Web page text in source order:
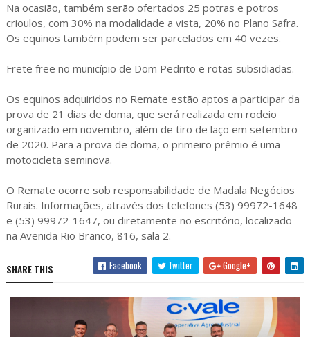
Na ocasião, também serão ofertados 25 potras e potros
crioulos, com 30% na modalidade a vista, 20% no Plano Safra.
Os equinos também podem ser parcelados em 40 vezes.
Frete free no município de Dom Pedrito e rotas subsidiadas.
Os equinos adquiridos no Remate estão aptos a participar da
prova de 21 dias de doma, que será realizada em rodeio
organizado em novembro, além de tiro de laço em setembro
de 2020. Para a prova de doma, o primeiro prêmio é uma
motocicleta seminova.
O Remate ocorre sob responsabilidade de Madala Negócios
Rurais. Informações, através dos telefones (53) 99972-1648
e (53) 99972-1647, ou diretamente no escritório, localizado
na Avenida Rio Branco, 816, sala 2.
SHARE THIS Facebook Twitter Google+